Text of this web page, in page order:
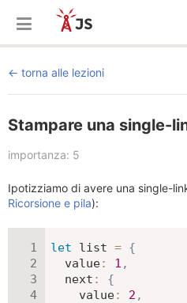
torna alle lezioni
Stampare una single-
importanza: 5
Ipotizziamo di avere una single-
Ricorsione e pila):
let list = {
value: 1 ,
next :
{
value: 2 ,